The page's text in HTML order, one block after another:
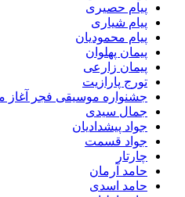
پیام حصیری
پیام شیاری
پیام محمودیان
پیمان پهلوان
پیمان زارعی
تورج پارازیت
جشنواره موسیقی فجر
جمال سیدی
جواد پیشدادیان
جواد قسمت
چارتار
حامد آرمان
حامد اسدی